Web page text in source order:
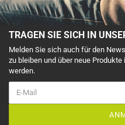
TRAGEN SIE SICH IN
Melden Sie sich auch für den
zu bleiben und über neue
werden.